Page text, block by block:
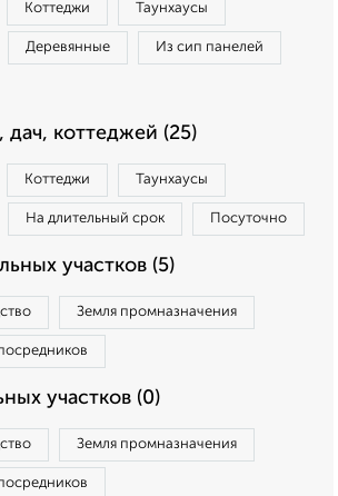
Коттеджи Таунхаусы
Деревянные Из сип панелей
коттеджей (25)
Коттеджи Таунхаусы
На длительный срок Посуточно
участков (5)
Земля промназначения
участков (0)
Земля промназначения